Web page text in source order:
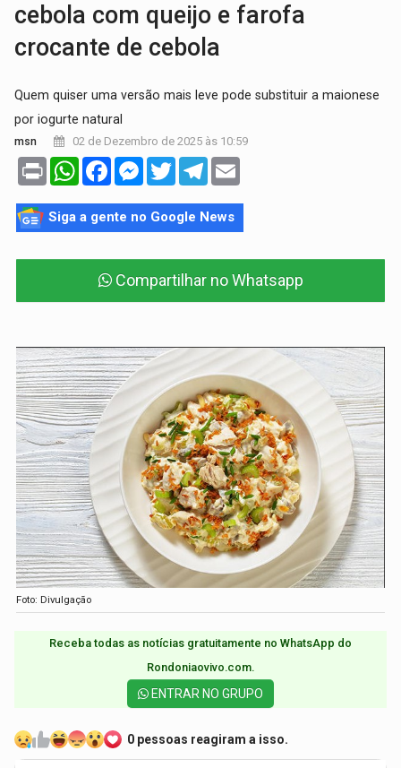
cebola com queijo e farofa
crocante de cebola
Quem quiser uma versão mais leve pode substituir a maionese
por iogurte natural
msn 02 de Dezembro de 2025 às 10:59
Print WhatsAppFacebookMessenger
TwitterTelegram
Siga a gente no Google News
Compartilhar no Whatsapp
Foto: Divulgação
Receba todas as notícias gratuitamente no WhatsApp do
Rondoniaovivo.com.​
ENTRAR NO GRUPO
0 pessoas reagiram a isso.